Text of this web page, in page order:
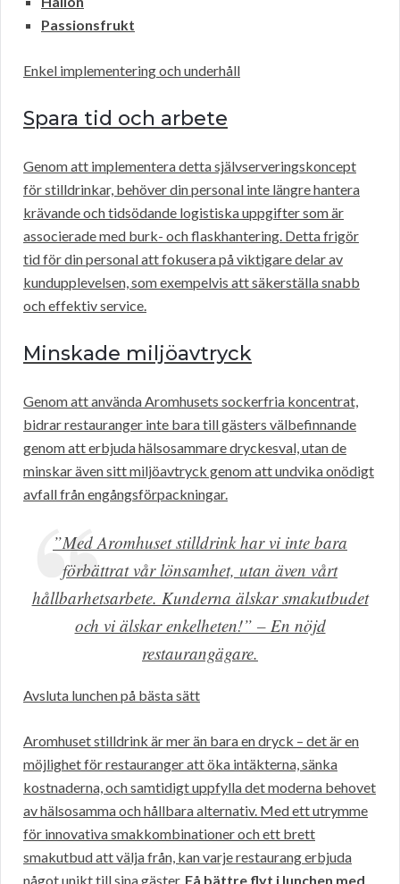
Passionsfrukt
Enkel implementering och underhåll
Spara tid och arbete
Genom att implementera detta självserveringskoncept
för stilldrinkar, behöver din personal inte längre hantera
krävande och tidsödande logistiska uppgifter som är
associerade med burk- och flaskhantering. Detta frigör
tid för din personal att fokusera på viktigare delar av
kundupplevelsen, som exempelvis att säkerställa snabb
och effektiv service.
Minskade miljöavtryck
Genom att använda Aromhusets sockerfria koncentrat,
bidrar restauranger inte bara till gästers välbefinnande
genom att erbjuda hälsosammare dryckesval, utan de
minskar även sitt miljöavtryck genom att undvika onödigt
avfall från engångsförpackningar.
”Med Aromhuset stilldrink har vi inte bara
förbättrat vår lönsamhet, utan även vårt
hållbarhetsarbete. Kunderna älskar smakutbudet
och vi älskar enkelheten!” – En nöjd
restaurangägare.
Avsluta lunchen på bästa sätt
Aromhuset stilldrink är mer än bara en dryck – det är en
möjlighet för restauranger att öka intäkterna, sänka
kostnaderna, och samtidigt uppfylla det moderna behovet
av hälsosamma och hållbara alternativ. Med ett utrymme
för innovativa smakkombinationer och ett brett
smakutbud att välja från, kan varje restaurang erbjuda
något unikt till sina gäster. Få bättre flyt i lunchen med